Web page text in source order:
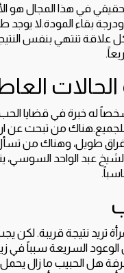
في هذا المجال هو
بقاء المودة.لا
علاقة تنتهي بنفس
له خبرة في قضايا الحب
من تبحث عن
فراق طويل، وهناك من
عبد الواحد السوسي،
تريد نتيجة قريبة. لكن
السريعة سبباً في
هل الحبيب ما زال يحمل